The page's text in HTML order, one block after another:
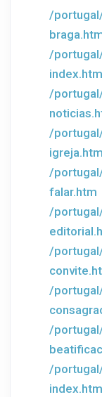
/
/
index.htm
/
/
igreja.htm
/
falar.htm
/
/
/
/
/
index.htm